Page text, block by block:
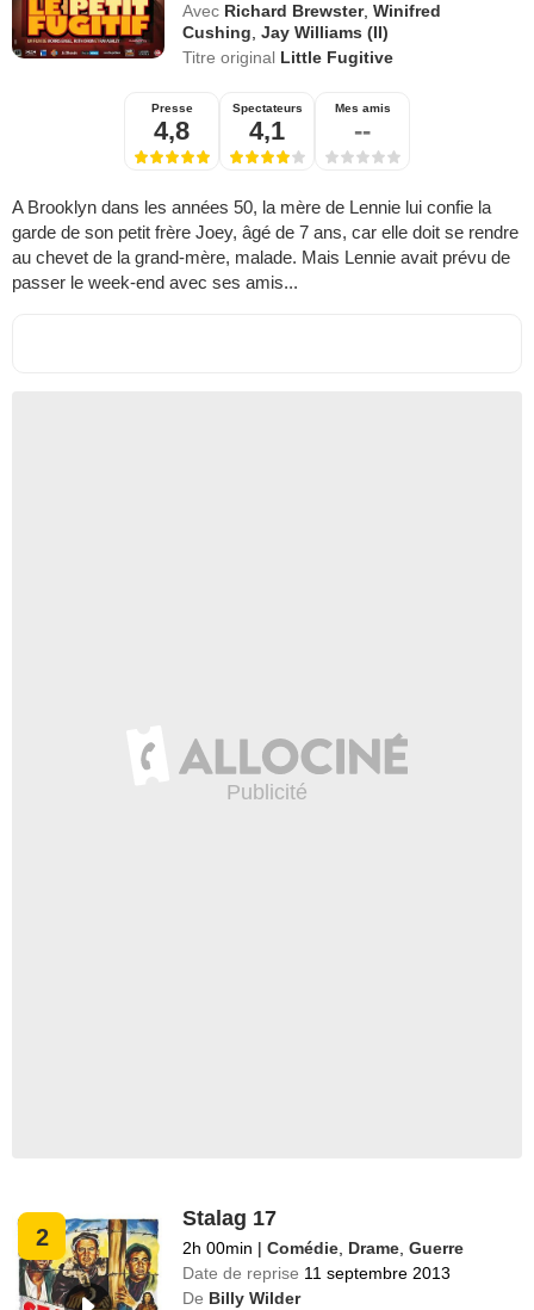
Avec Richard Brewster,Winifred
Cushing ,Jay Williams (II)
Titre original Little Fugitive
Presse
4,8
Spectateurs
4,1
Mes amis
--
A Brooklyn dans les années 50, la mère de Lennie lui confie la
garde de son petit frère Joey, âgé de 7 ans, car elle doit se rendre
au chevet de la grand-mère, malade. Mais Lennie avait prévu de
passer le week-end avec ses amis...
2
Stalag 17
2h 00min | Comédie Drame ,Guerre
Date de reprise 11 septembre 2013
De Billy Wilder